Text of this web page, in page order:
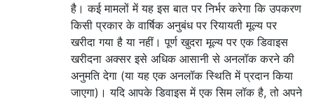
है। कई मामलों में यह इस बात पर निर्भर करेगा कि उपकरण
किसी प्रकार के वार्षिक अनुबंध पर रियायती मूल्य पर
खरीदा गया है या नहीं। पूर्ण खुदरा मूल्य पर एक डिवाइस
खरीदना अक्सर इसे अधिक आसानी से अनलॉक करने की
अनुमति देगा (या यह एक अनलॉक स्थिति में प्रदान किया
जाएगा)। यदि आपके डिवाइस में एक सिम लॉक है, तो अपने